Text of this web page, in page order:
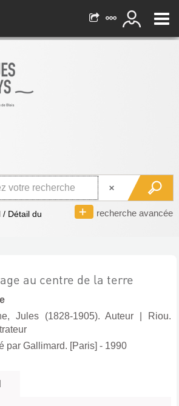
recherche avancée
/ Détail du
au centre de la terre
Jules (1828-1905). Auteur
Riou.
par Gallimard. [Paris] - 1990